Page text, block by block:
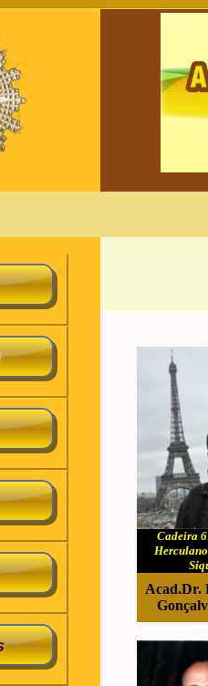
Cadeira
Acad.Dr.